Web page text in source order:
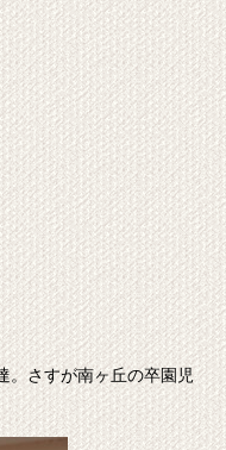
。さすが南ヶ丘の卒園児